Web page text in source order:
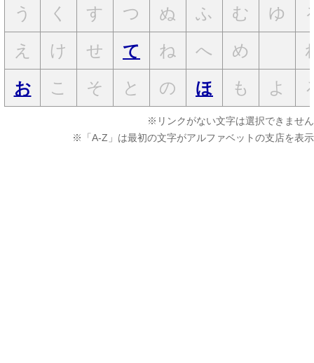
う
く す つ ぬ ふ む ゆ
え
け せ て ね へ め
お
こ そ と の ほ も よ
※リンクがない文字は選択できません
※「A-Z」は最初の文字がアルファベットの支店を表示